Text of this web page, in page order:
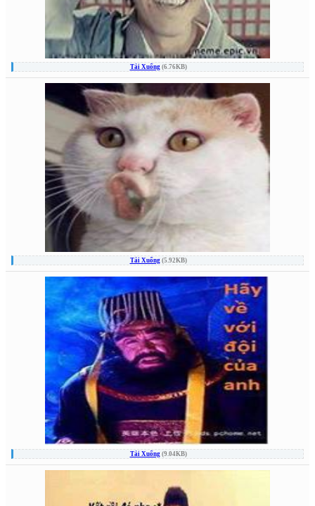
Tải Xuống(6.76KB)
Tải Xuống(5.92KB)
Tải Xuống(9.04KB)